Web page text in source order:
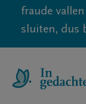
fraude
sluiten, dus